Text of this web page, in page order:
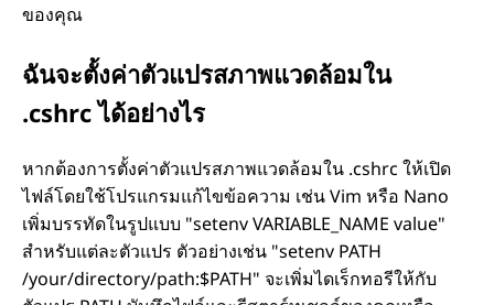
ของคุณ
ฉันจะตั้งค่าตัวแปรสภาพแวดล้อมใน
.cshrc ได้อย่างไร
หากต้องการตั้งค่าตัวแปรสภาพแวดล้อมใน .cshrc ให้เปิด
ไฟล์โดยใช้โปรแกรมแก้ไขข้อความ เช่น Vim หรือ Nano
เพิ่มบรรทัดในรูปแบบ "setenv VARIABLE_NAME value"
สำหรับแต่ละตัวแปร ตัวอย่างเช่น "setenv PATH
/your/directory/path:$PATH" จะเพิ่มไดเร็กทอรีให้กับ